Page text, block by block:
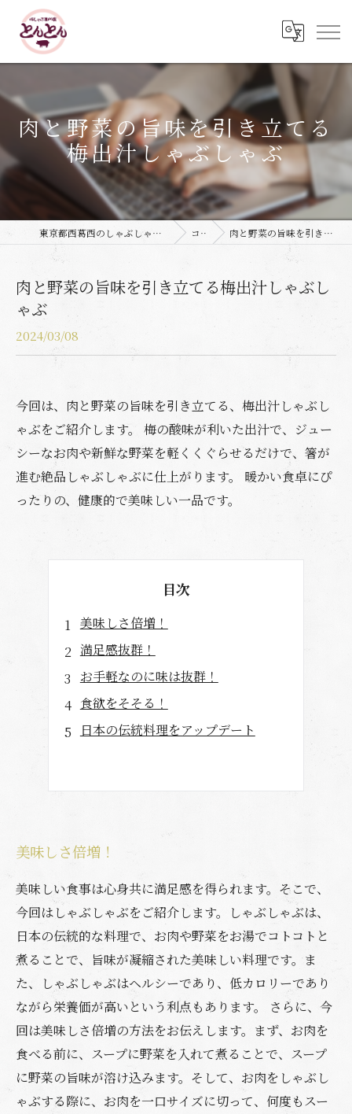
肉と野菜の旨味を引き立てる
梅出汁しゃぶしゃぶ
東京都西葛西のしゃぶしゃぶなら豚しゃぶ専門店 とんとん コラム 肉と野菜の旨味を引き立てる梅出汁しゃぶしゃぶ
肉と野菜の旨味を引き立てる梅出汁しゃぶし
ゃぶ
2024/03/08
今回は、肉と野菜の旨味を引き立てる、梅出汁しゃぶし
ゃぶをご紹介します。 梅の酸味が利いた出汁で、ジュー
シーなお肉や新鮮な野菜を軽くくぐらせるだけで、箸が
進む絶品しゃぶしゃぶに仕上がります。 暖かい食卓にぴ
ったりの、健康的で美味しい一品です。
目次
美味しさ倍増！
満足感抜群！
お手軽なのに味は抜群！
食欲をそそる！
日本の伝統料理をアップデート
美味しさ倍増！
美味しい食事は心身共に満足感を得られます。そこで、
今回はしゃぶしゃぶをご紹介します。しゃぶしゃぶは、
日本の伝統的な料理で、お肉や野菜をお湯でコトコトと
煮ることで、旨味が凝縮された美味しい料理です。ま
た、しゃぶしゃぶはヘルシーであり、低カロリーであり
ながら栄養価が高いという利点もあります。 さらに、今
回は美味しさ倍増の方法をお伝えします。まず、お肉を
食べる前に、スープに野菜を入れて煮ることで、スープ
に野菜の旨味が溶け込みます。そして、お肉をしゃぶし
ゃぶする際に、お肉を一口サイズに切って、何度もスー